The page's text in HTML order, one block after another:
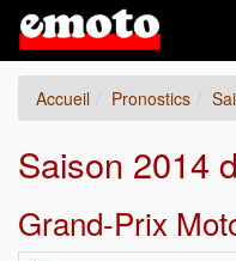
Accueil Pronostics
Saison 2014
Grand-Prix